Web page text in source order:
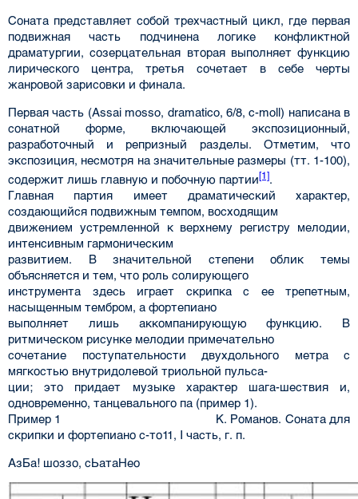
Соната представляет собой трехчастный цикл, где первая
подвижная часть подчинена логике конфликтной
драматургии, созерцательная вторая выполняет функцию
лирического центра, третья сочетает в себе черты
жанровой зарисовки и финала.
Первая часть (Assai mosso, dramatico, 6/8, c-moll) написана в
сонатной форме, включающей экспозиционный,
разработочный и репризный разделы. Отметим, что
экспозиция, несмотря на значительные размеры (тт. 1-100),
содержит лишь главную и побочную партии[1].
Главная партия имеет драматический характер,
создающийся подвижным темпом, восходящим
движением устремленной к верхнему регистру мелодии,
интенсивным гармоническим
развитием. В значительной степени облик темы
объясняется и тем, что роль солирующего
инструмента здесь играет скрипка с ее трепетным,
насыщенным тембром, а фортепиано
выполняет лишь аккомпанирующую функцию. В
ритмическом рисунке мелодии примечательно
сочетание поступательности двухдольного метра с
мягкостью внутридолевой триольной пульса-
ции; это придает музыке характер шага-шествия и,
одновременно, танцевального па (пример 1).
Пример 1 К. Романов. Соната для
скрипки и фортепиано с-то11, I часть, г. п.
АзБа! шоззо, сЬатаНео